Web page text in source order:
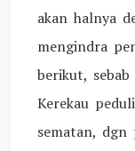
akan halnya
mengindra
berikut,
Kerekau
sematan, dgn